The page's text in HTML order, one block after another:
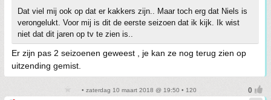
Dat viel mij ook op dat er kakkers zijn.. Maar toch erg dat Niels is
verongelukt. Voor mij is dit de eerste seizoen dat ik kijk. Ik wist
niet dat dit jaren op tv te zien is..
Er zijn pas 2 seizoenen geweest , je kan ze nog terug zien op
uitzending gemist.
• zaterdag 10 maart 2018 @ 19:50 • 120